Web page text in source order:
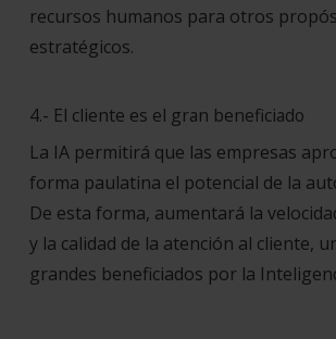
recursos humanos para otros
estratégicos.
4.- El cliente es el gran beneficiado
La IA permitirá que las empresas
forma paulatina el potencial de la
De esta forma, aumentará la
y la calidad de la atención al cliente,
grandes beneficiados por la